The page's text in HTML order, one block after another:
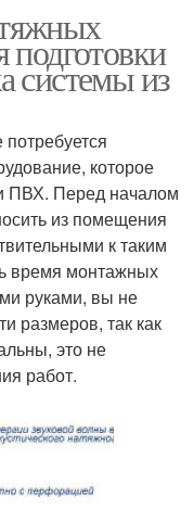
подготовки
системы из
которое
ПВХ. Перед началом
из помещения
к таким
время монтажных
руками, вы не
размеров, так как
это не
работ.